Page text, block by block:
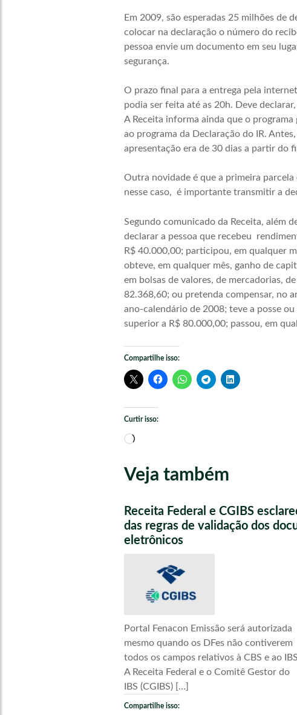
Em 2009, são esperadas 25 milhões de
colocar na declaração o número do
pessoa envie um documento em seu
segurança.
O prazo final para a entrega pela
podia ser feita até as 20h. Deve
A Receita informa ainda que o
ao programa da Declaração do IR.
apresentação era de 30 dias a partir do
Outra novidade é que a primeira
nesse caso, é importante transmitir a
Segundo comunicado da Receita, além
declarar a pessoa que recebeu
R$ 40.000,00; participou, em qualquer
obteve, em qualquer mês, ganho de
em bolsas de valores, de mercadorias,
82.368,60; ou pretenda compensar, no
ano-calendário de 2008; teve a posse
superior a R$ 80.000,00; passou, em
Compartilhe isso:
Curtir isso:
Carregando...
Veja também
Receita Federal e CGIBS
das regras de validação dos
eletrônicos
Portal Fenacon Emissão será autorizada
mesmo quando os DFes não contiverem
todos os campos relativos à CBS e ao IBS
A Receita Federal e o Comitê Gestor do
IBS (CGIBS) […]
Compartilhe isso: